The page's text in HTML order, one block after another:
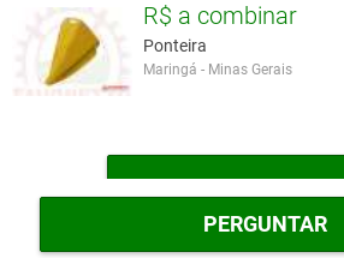
PERGUNTAR
R$ a combinar
Ponteira
Maringá - Minas Gerais